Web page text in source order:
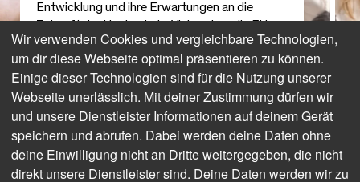
Entwicklung und ihre Erwartungen an die
Zukunft der Hochschule. Viele sehen die FH
Salzburg als modernen Bildungsort mit
weiterhin starkem Potenzial.
Die Befragung zeigt: Die FH Salzburg ist in der
Region fest verankert, bleibt aber auch 30
Absolvent formuliert: „Ein Ort, an dem man
Wir verwenden Cookies und vergleichbare Technologien,
um dir diese Webseite optimal präsentieren zu können.
Einige dieser Technologien sind für die Nutzung unserer
Webseite unerlässlich. Mit deiner Zustimmung dürfen wir
und unsere Dienstleister Informationen auf deinem Gerät
speichern und abrufen. Dabei werden deine Daten ohne
deine Einwilligung nicht an Dritte weitergegeben, die nicht
direkt unsere Dienstleister sind. Deine Daten werden wir zu